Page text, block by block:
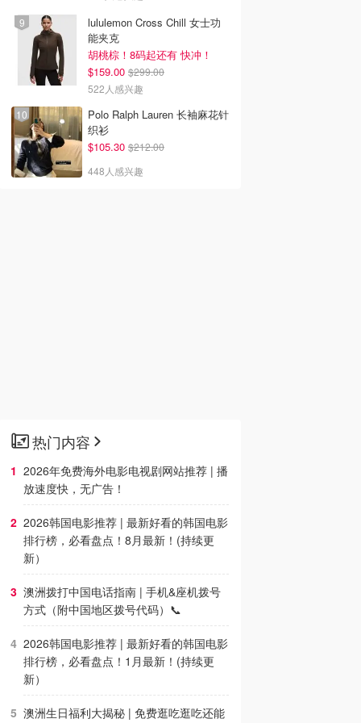
lululemon Cross Chill 女士功
能夹克
胡桃棕！8码起还有 快冲！
$159.00 $299.00
522人感兴趣
Polo Ralph Lauren 长袖麻花针
织衫
$105.30 $212.00
448人感兴趣
热门内容
2026年免费海外电影电视剧网站推荐 | 播
放速度快，无广告！
2026韩国电影推荐 | 最新好看的韩国电影
排行榜，必看盘点！8月最新！(持续更
新）
澳洲拨打中国电话指南 | 手机&座机拨号
方式（附中国地区拨号代码）📞
2026韩国电影推荐 | 最新好看的韩国电影
排行榜，必看盘点！1月最新！(持续更
新）
澳洲生日福利大揭秘 | 免费逛吃逛吃还能